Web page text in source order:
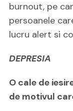
burnout, pe
persoanele
lucru alert si
DEPRESIA
O cale de
de motivul